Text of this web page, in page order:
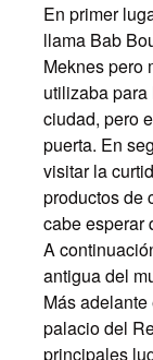
En primer
llama Bab
Meknes pero
utilizaba
ciudad, pero
puerta. En
visitar la
productos de
cabe esperar
A
antigua del
Más
palacio del
principales